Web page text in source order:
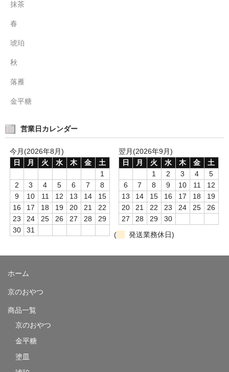
抹茶
春
琥珀
秋
落雁
金平糖
営業日カレンダー
今月(2026年8月)
日
月 火 水 木 金
土
1
2
3 4 5 6 7
8
9
10 11 12 13 14
15
16
17 18 19 20 21
22
23
24 25 26 27 28
29
30
31
翌月(2026年9月)
日
月 火 水 木 金
土
1
2 3 4
5
6
7 8 9 10 11
12
13
14 15 16 17 18
19
20
21 22 23 24 25
26
27
28 29
30
(
発送業務休日)
ホーム
京のおやつ
商品一覧
京のおやつ
金平糖
塗皿